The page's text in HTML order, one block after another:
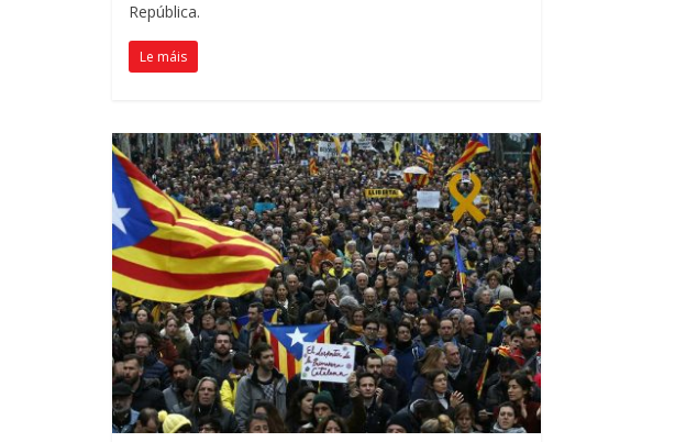
República.
Le máis